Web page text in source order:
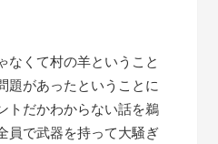
なくて村の羊ということ
題があったということに
トだかわからない話を鵜
員で武器を持って大騒ぎ